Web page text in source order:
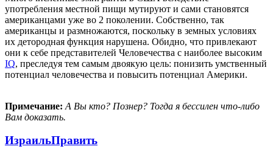
употребления местной пищи мутируют и сами становятся
американцами уже во 2 поколении. Собственно, так
американцы и размножаются, поскольку в земных условиях
их детородная функция нарушена. Обидно, что привлекают
они к себе представителей Человечества с наиболее высоким
IQ, преследуя тем самым двоякую цель: понизить умственный
потенциал человечества и повысить потенциал Америки.
Примечание: А Вы кто? Познер? Тогда я бессилен что-либо
Вам доказать.
ИзраильПравить